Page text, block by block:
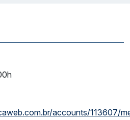
accounts/113607/